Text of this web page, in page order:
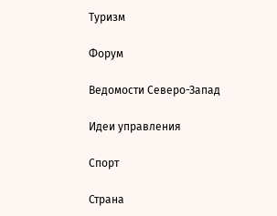
Туризм
Форум
Ведомости Северо-Запад
Идеи управления
Спорт
Страна